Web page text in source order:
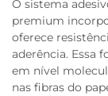
O sistema
premium
oferece
aderência. Essa
em nível
nas fibras do